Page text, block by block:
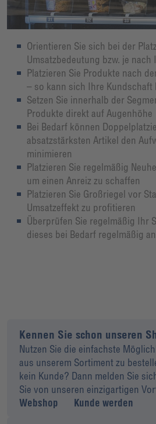
Orientieren Sie sich bei der
Umsatzbedeutung bzw. je
Platzieren Sie Produkte nach
– so kann sich Ihre
Setzen Sie innerhalb der
Produkte direkt auf Augenhöhe
Bei Bedarf können
absatzstärksten Artikel den
minimieren
Platzieren Sie regelmäßig
um einen Anreiz zu schaffen
Platzieren Sie Großriegel vor
Umsatzeffekt zu profitieren
Überprüfen Sie regelmäßig Ihr
dieses bei Bedarf regelmäßig an
Kennen Sie schon unseren
Nutzen Sie die einfachste
aus unserem Sortiment zu
kein Kunde? Dann melden Sie
Sie von unseren einzigartigen
Webshop
Kunde werden